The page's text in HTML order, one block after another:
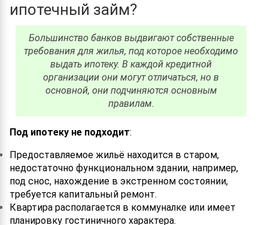
ипотечный займ?
Большинство банков выдвигают собственные
требования для жилья, под которое необходимо
выдать ипотеку. В каждой кредитной
организации они могут отличаться, но в
основной, они подчиняются основным
правилам.
Под ипотеку не подходит:
Предоставляемое жильё находится в старом,
недостаточно функциональном здании, например,
под снос, нахождение в экстренном состоянии,
требуется капитальный ремонт.
Квартира располагается в коммуналке или имеет
планировку гостиничного характера.